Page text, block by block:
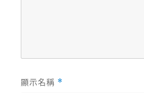
顯示名稱 *